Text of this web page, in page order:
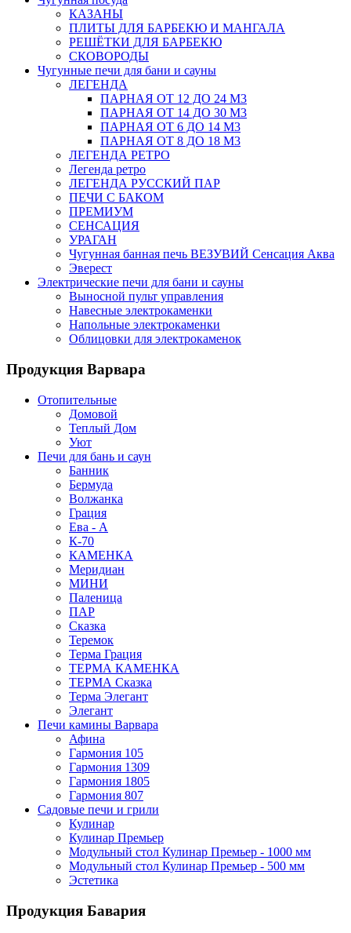
КАЗАНЫ
ПЛИТЫ ДЛЯ БАРБЕКЮ И МАНГАЛА
РЕШЁТКИ ДЛЯ БАРБЕКЮ
СКОВОРОДЫ
Чугунные печи для бани и сауны
ЛЕГЕНДА
ПАРНАЯ ОТ 12 ДО 24 М3
ПАРНАЯ ОТ 14 ДО 30 М3
ПАРНАЯ ОТ 6 ДО 14 М3
ПАРНАЯ ОТ 8 ДО 18 М3
ЛЕГЕНДА РЕТРО
Легенда ретро
ЛЕГЕНДА РУССКИЙ ПАР
ПЕЧИ С БАКОМ
ПРЕМИУМ
СЕНСАЦИЯ
УРАГАН
Чугунная банная печь ВЕЗУВИЙ Сенсация Аква
Эверест
Электрические печи для бани и сауны
Выносной пульт управления
Навесные электрокаменки
Напольные электрокаменки
Облицовки для электрокаменок
Продукция Варвара
Отопительные
Домовой
Теплый Дом
Уют
Печи для бань и саун
Банник
Бермуда
Волжанка
Грация
Ева - А
К-70
КАМЕНКА
Меридиан
МИНИ
Паленица
ПАР
Сказка
Теремок
Терма Грация
ТЕРМА КАМЕНКА
ТЕРМА Сказка
Терма Элегант
Элегант
Печи камины Варвара
Афина
Гармония 105
Гармония 1309
Гармония 1805
Гармония 807
Садовые печи и грили
Кулинар
Кулинар Премьер
Модульный стол Кулинар Премьер - 1000 мм
Модульный стол Кулинар Премьер - 500 мм
Эстетика
Продукция Бавария